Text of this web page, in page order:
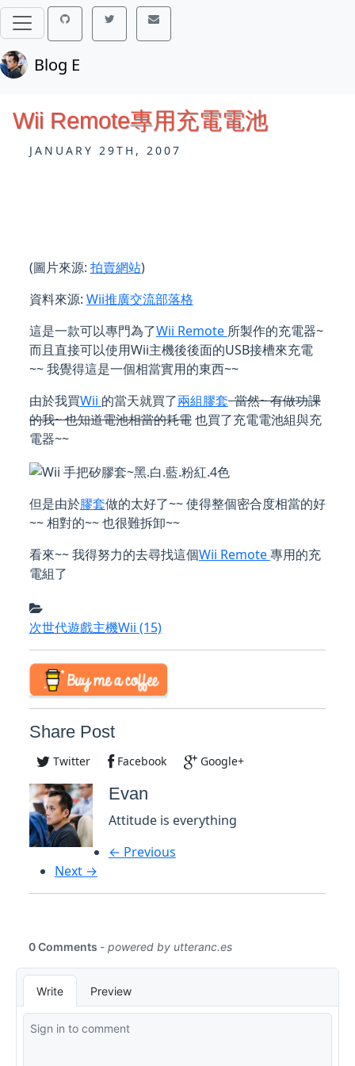
Blog E
Wii Remote專用充電電池
JANUARY 29TH, 2007
(圖片來源: 拍賣網站)
資料來源: Wii推廣交流部落格
這是一款可以專門為了Wii Remote 所製作的充電器~
而且直接可以使用Wii主機後後面的USB接槽來充電
~~ 我覺得這是一個相當實用的東西~~
由於我買Wii 的當天就買了兩組膠套當然~ 有做功課
的我~ 也知道電池相當的耗電也買了充電電池組與充
電器~~
但是由於膠套做的太好了~~ 使得整個密合度相當的好
~~ 相對的~~ 也很難拆卸~~
看來~~ 我得努力的去尋找這個Wii Remote專用的充
電組了
次世代遊戲主機Wii (15)
Share Post
Twitter Facebook Google+
Evan
Attitude is everything
← Previous
Next →